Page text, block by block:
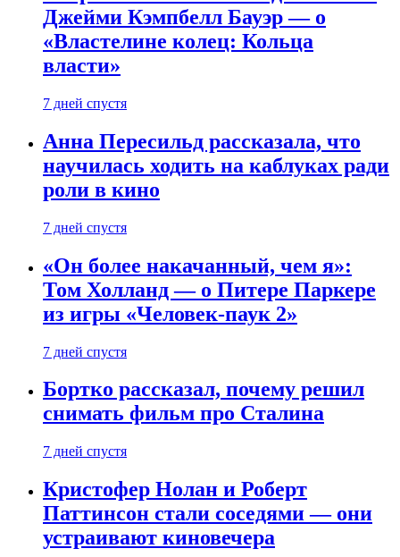
Джейми Кэмпбелл Бауэр — о
«Властелине колец: Кольца
власти»
7 дней спустя
Анна Пересильд рассказала, что
научилась ходить на каблуках ради
роли в кино
7 дней спустя
«Он более накачанный, чем я»:
Том Холланд — о Питере Паркере
из игры «Человек-паук 2»
7 дней спустя
Бортко рассказал, почему решил
снимать фильм про Сталина
7 дней спустя
Кристофер Нолан и Роберт
Паттинсон стали соседями — они
устраивают киновечера